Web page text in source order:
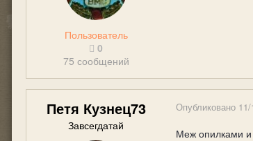
Пользователь
0
75 сообщений
Петя Кузнец73
Завсегдатай
Опубликовано
Меж опилками и